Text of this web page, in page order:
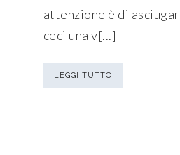
attenzione è di
ceci una v[...]
LEGGI TUTTO